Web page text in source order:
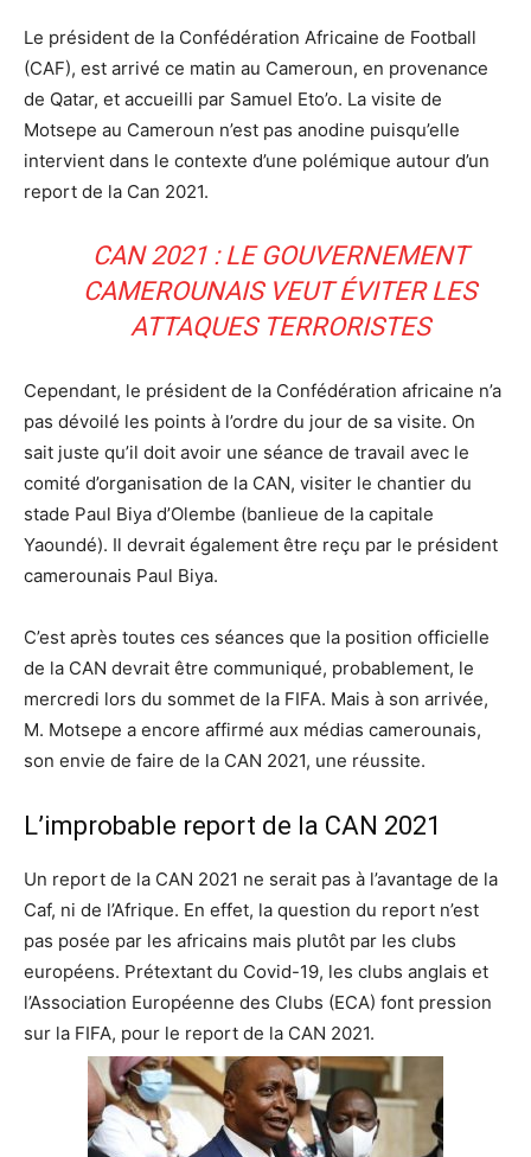
Le président de la Confédération Africaine de Football
(CAF), est arrivé ce matin au Cameroun, en provenance
de Qatar, et accueilli par Samuel Eto’o. La visite de
Motsepe au Cameroun n’est pas anodine puisqu’elle
intervient dans le contexte d’une polémique autour d’un
report de la Can 2021.
CAN 2021 : LE GOUVERNEMENT
CAMEROUNAIS VEUT ÉVITER LES
ATTAQUES TERRORISTES
Cependant, le président de la Confédération africaine n’a
pas dévoilé les points à l’ordre du jour de sa visite. On
sait juste qu’il doit avoir une séance de travail avec le
comité d’organisation de la CAN, visiter le chantier du
stade Paul Biya d’Olembe (banlieue de la capitale
Yaoundé). Il devrait également être reçu par le président
camerounais Paul Biya.
C’est après toutes ces séances que la position officielle
de la CAN devrait être communiqué, probablement, le
mercredi lors du sommet de la FIFA. Mais à son arrivée,
M. Motsepe a encore affirmé aux médias camerounais,
son envie de faire de la CAN 2021, une réussite.
L’improbable report de la CAN 2021
Un report de la CAN 2021 ne serait pas à l’avantage de la
Caf, ni de l’Afrique. En effet, la question du report n’est
pas posée par les africains mais plutôt par les clubs
européens. Prétextant du Covid-19, les clubs anglais et
l’Association Européenne des Clubs (ECA) font pression
sur la FIFA, pour le report de la CAN 2021.